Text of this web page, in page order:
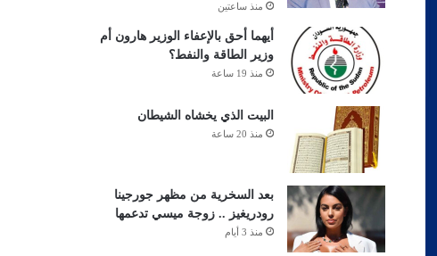
منذ ساعتين
أيهما أحق بالإعفاء الوزير هارون أم
وزير الطاقة والنفط؟
منذ 19 ساعة
البيت الذي يخشاه الشيطان
منذ 20 ساعة
بعد السخرية من مظهر جورجينا
رودريغيز .. زوجة ميسي تدعمها
منذ 3 أيام